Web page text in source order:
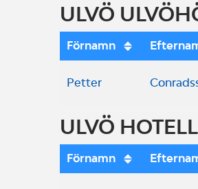
ULVÖ
Förnamn
Petter
ULVÖ
Förnamn